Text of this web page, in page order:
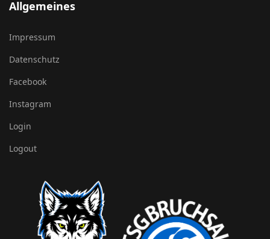
Allgemeines
Impressum
Datenschutz
Facebook
Instagram
Login
Logout